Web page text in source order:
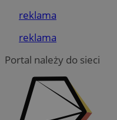
reklama
reklama
Portal należy do sieci
Niezbędne pliki
podstawowych
logowanie
niezbędnych plików